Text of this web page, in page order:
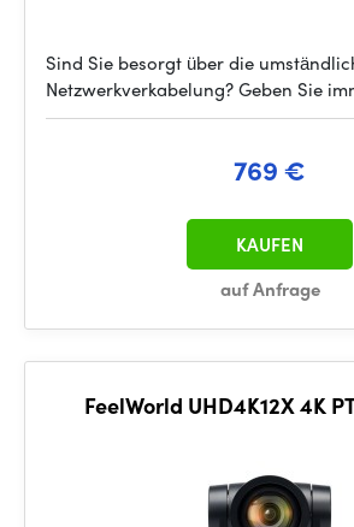
Sind Sie besorgt über die
Netzwerkverkabelung? Geben Sie
769 €
auf Anfrage
KAUFEN
FeelWorld UHD4K12X 4K